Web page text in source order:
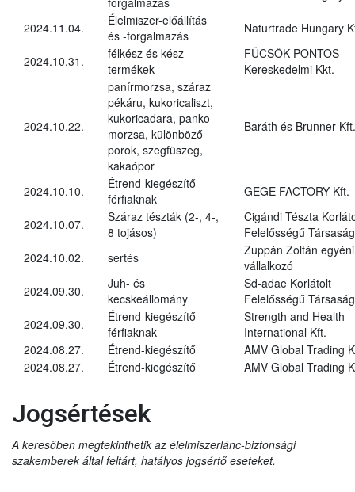
2024.11.04.
Élelmiszer-előállítás
és -forgalmazás
Naturtrade Hungary
2024.10.31.
félkész és kész
termékek
FÜCSÖK-PONTOS
Kereskedelmi Kkt.
2024.10.22.
panírmorzsa, száraz
pékáru, kukoricaliszt,
kukoricadara, panko
morzsa, különböző
porok, szegfüszeg,
kakaópor
Baráth és Brunner Kft.
2024.10.10.
Étrend-kiegészítő
férfiaknak
GEGE FACTORY Kft.
2024.10.07.
Száraz tészták (2-, 4-,
8 tojásos)
Cigándi Tészta
Felelősségű Társaság
2024.10.02.
sertés
Zuppán Zoltán egyéni
vállalkozó
2024.09.30.
Juh- és
kecskeállomány
Sd-adae Korlátolt
Felelősségű Társaság
2024.09.30.
Étrend-kiegészítő
férfiaknak
Strength and Health
International Kft.
2024.08.27.
Étrend-kiegészítő
AMV Global Trading
2024.08.27.
Étrend-kiegészítő AMV Global Trading
Jogsértések
A keresőben megtekinthetik az élelmiszerlánc-biztonsági
szakemberek által feltárt, hatályos jogsértő eseteket.